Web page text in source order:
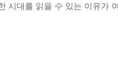
시대를 읽을 수 있는 이유가